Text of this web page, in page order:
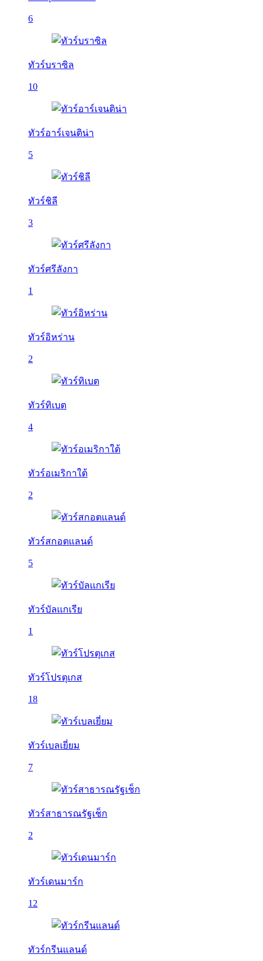
6
ทัวร์บราซิล
10
ทัวร์อาร์เจนติน่า
5
ทัวร์ชิลี
3
ทัวร์ศรีลังกา
1
ทัวร์อิหร่าน
2
ทัวร์ทิเบต
4
ทัวร์อเมริกาใต้
2
ทัวร์สกอตแลนด์
5
ทัวร์บัลเเกเรีย
1
ทัวร์โปรตุเกส
18
ทัวร์เบลเยี่ยม
7
ทัวร์สาธารณรัฐเช็ก
2
ทัวร์เดนมาร์ก
12
ทัวร์กรีนแลนด์